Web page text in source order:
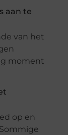
aan te
van het
moment
op en